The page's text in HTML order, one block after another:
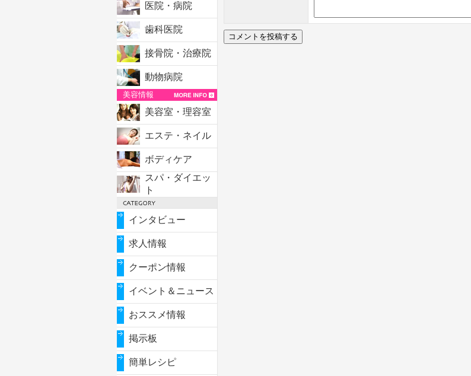
医院・病院
歯科医院
接骨院・治療院
動物病院
美容情報
美容室・理容室
エステ・ネイル
ボディケア
スパ・ダイエッ
ト
インタビュー
求人情報
クーポン情報
イベント＆ニュース
おススメ情報
掲示板
簡単レシピ